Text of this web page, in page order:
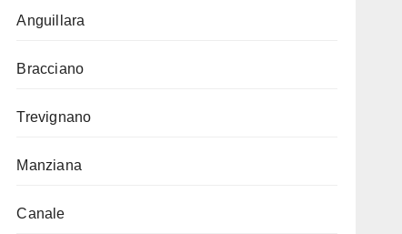
Anguillara
Bracciano
Trevignano
Manziana
Canale